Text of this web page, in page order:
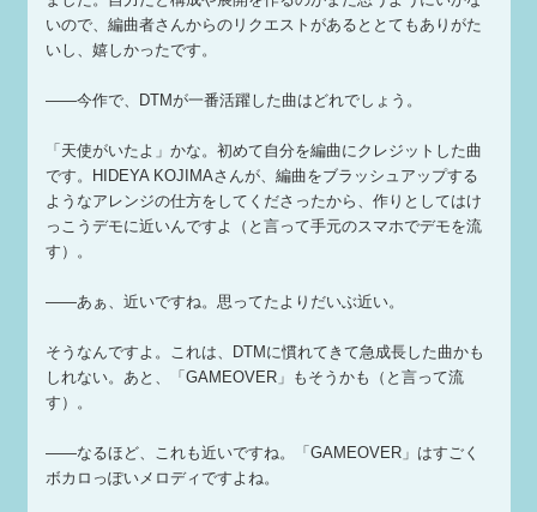
いので、編曲者さんからのリクエストがあるととてもありがた
いし、嬉しかったです。
——今作で、DTMが一番活躍した曲はどれでしょう。
「天使がいたよ」かな。初めて自分を編曲にクレジットした曲
です。HIDEYA KOJIMAさんが、編曲をブラッシュアップする
ようなアレンジの仕方をしてくださったから、作りとしてはけ
っこうデモに近いんですよ（と言って手元のスマホでデモを流
す）。
——あぁ、近いですね。思ってたよりだいぶ近い。
そうなんですよ。これは、DTMに慣れてきて急成長した曲かも
しれない。あと、「GAMEOVER」もそうかも（と言って流
す）。
——なるほど、これも近いですね。「GAMEOVER」はすごく
ボカロっぽいメロディですよね。